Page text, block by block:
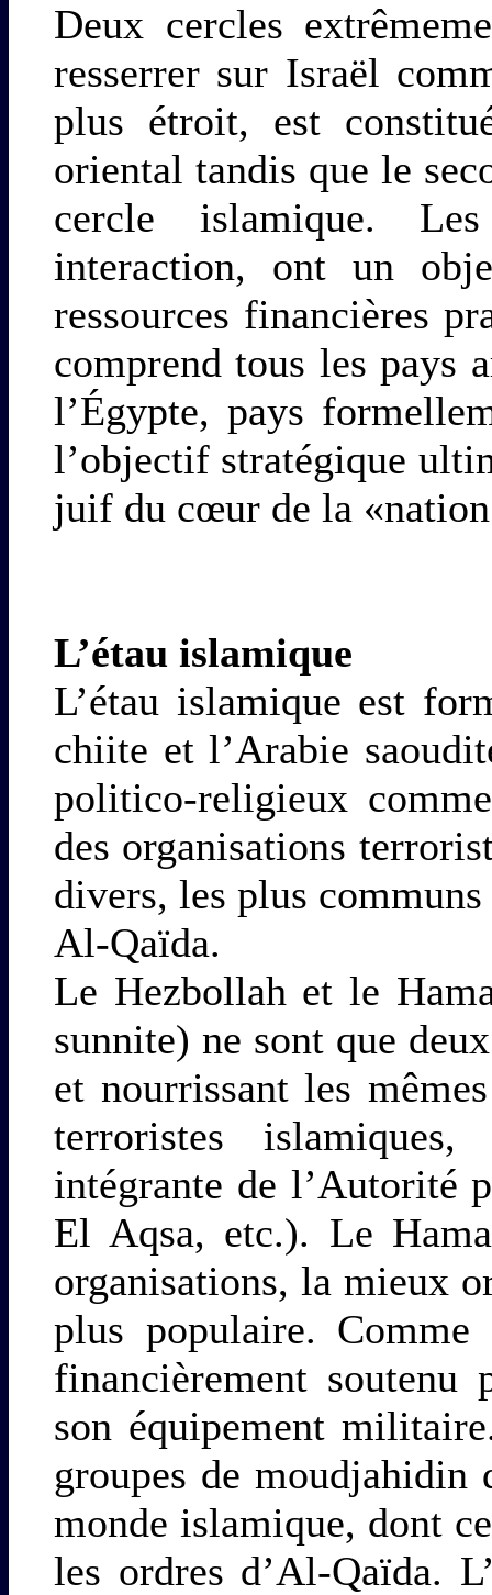
Deux cercles
resserrer sur Israël
plus étroit, est
oriental tandis que le
cercle islamique.
interaction, ont un
ressources financières
comprend tous les pays
l’Égypte, pays
l’objectif stratégique
juif du cœur de la
L’étau islamique
L’étau islamique est
chiite et l’Arabie
politico-religieux
des organisations
divers, les plus
Al-Qaïda.
Le Hezbollah et le
sunnite) ne sont que
et nourrissant les
terroristes
intégrante de l’Autorité
El Aqsa, etc.). Le
organisations, la mieux
plus populaire.
financièrement
son équipement
groupes de moudjahidin
monde islamique, dont
les ordres d’Al-Qaïda.